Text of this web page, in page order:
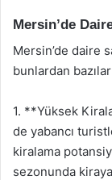
Mersin’de
Mersin’de daire
bunlardan
1. **Yüksek
de yabancı
kiralama
sezonunda